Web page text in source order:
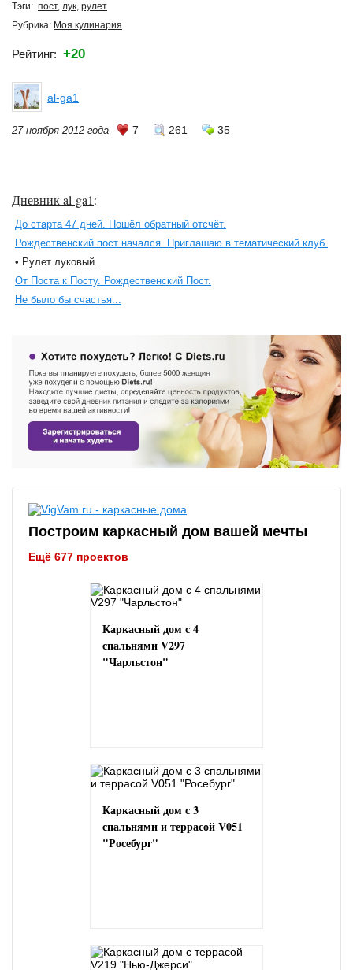
Тэги: пост, лук, рулет
Рубрика: Моя кулинария
Рейтинг: +20
al-ga1
27 ноября 2012 года 7 261 35
Дневник al-ga1:
До старта 47 дней. Пошёл обратный отсчёт.
Рождественский пост начался. Приглашаю в тематический клуб.
• Рулет луковый.
От Поста к Посту. Рождественский Пост.
Не было бы счастья...
Построим каркасный дом вашей мечты
Ещё 677 проектов
Каркасный дом с 4
спальнями V297
"Чарльстон"
Каркасный дом с 3
спальнями и террасой V051
"Росебург"